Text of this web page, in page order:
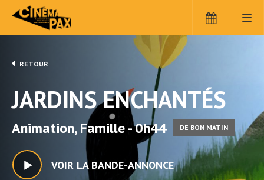
RETOUR
JARDINS ENCHANTÉS
Animation, Famille - 0h44 DE BON MATIN
VOIR LA BANDE-ANNONCE